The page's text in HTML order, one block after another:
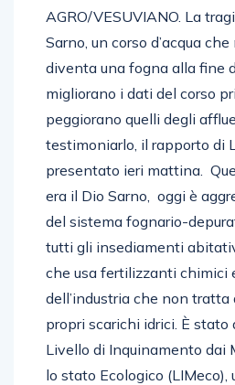
AGRO/VESUVIANO. La
Sarno, un corso d’acqua
diventa una fogna alla fine
migliorano i dati del corso
peggiorano quelli degli
testimoniarlo, il rapporto di
presentato ieri mattina.
era il Dio Sarno, oggi è
del sistema fognario-
tutti gli insediamenti
che usa fertilizzanti chimici
dell’industria che non
propri scarichi idrici. È
Livello di Inquinamento dai
lo stato Ecologico